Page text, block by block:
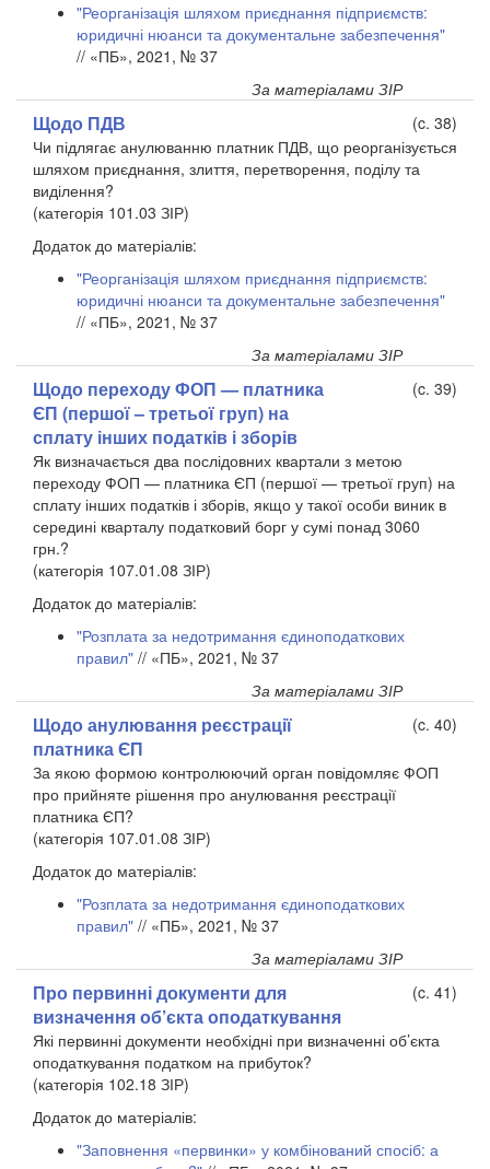
"Реорганізація шляхом приєднання підприємств:
юридичні нюанси та документальне забезпечення"
// «ПБ», 2021, № 37
За матеріалами ЗІР
Щодо ПДВ
(c. 38)
Чи підлягає анулюванню платник ПДВ, що реорганізується
шляхом приєднання, злиття, перетворення, поділу та
виділення?
(категорія 101.03 ЗІР)
Додаток до матеріалів:
"Реорганізація шляхом приєднання підприємств:
юридичні нюанси та документальне забезпечення"
// «ПБ», 2021, № 37
За матеріалами ЗІР
Щодо переходу ФОП — платника
ЄП (першої – третьої груп) на
сплату інших податків і зборів
(c. 39)
Як визначається два послідовних квартали з метою
переходу ФОП — платника ЄП (першої — третьої груп) на
сплату інших податків і зборів, якщо у такої особи виник в
середині кварталу податковий борг у сумі понад 3060
грн.?
(категорія 107.01.08 ЗІР)
Додаток до матеріалів:
"Розплата за недотримання єдиноподаткових
правил" // «ПБ», 2021, № 37
За матеріалами ЗІР
Щодо анулювання реєстрації
платника ЄП
(c. 40)
За якою формою контролюючий орган повідомляє ФОП
про прийняте рішення про анулювання реєстрації
платника ЄП?
(категорія 107.01.08 ЗІР)
Додаток до матеріалів:
"Розплата за недотримання єдиноподаткових
правил" // «ПБ», 2021, № 37
За матеріалами ЗІР
Про первинні документи для
визначення об’єкта оподаткування
(c. 41)
Які первинні документи необхідні при визначенні об’єкта
оподаткування податком на прибуток?
(категорія 102.18 ЗІР)
Додаток до матеріалів:
"Заповнення «первинки» у комбінований спосіб: а